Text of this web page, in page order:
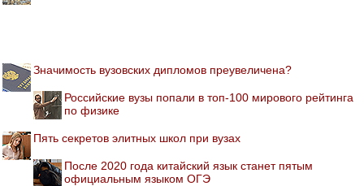
Значимость вузовских дипломов преувеличена?
Российские вузы попали в топ-100 мирового рейтинга
по физике
Пять секретов элитных школ при вузах
После 2020 года китайский язык станет пятым
официальным языком ОГЭ